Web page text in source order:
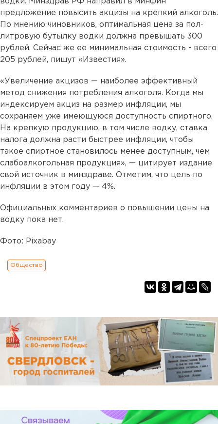
предложение повысить акцизы на крепкий алкоголь.
По мнению чиновников, оптимальная цена за пол-
литровую бутылку водки должна превышать 300
рублей. Сейчас же ее минимальная стоимость - всего
205 рублей, пишут «Известия».
«Увеличение акцизов — наиболее эффективный
метод снижения потребления алкоголя. Когда мы
индексируем акциз на размер инфляции, мы
сохраняем уже имеющуюся доступность спиртного.
На крепкую продукцию, в том числе водку, ставка
налога должна расти быстрее инфляции, чтобы
такое спиртное становилось менее доступным, чем
слабоалкогольная продукция», — цитирует издание
свой источник в минздраве. Отметим, что цель по
инфляции в этом году — 4%.
Официальных комментариев о повышении цены на
водку пока нет.
Фотo: Pixabay
Общество